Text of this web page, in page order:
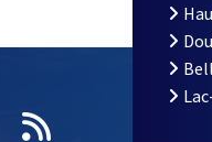
fenêtre
nouvelle
une
Flux RSS